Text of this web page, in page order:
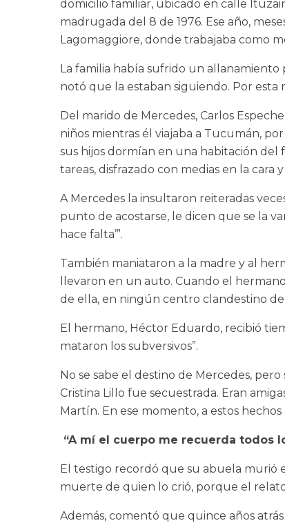
domicilio familiar, ubicado en calle
madrugada del 8 de 1976. Ese año,
Lagomaggiore, donde trabajaba como
La familia había sufrido un
notó que la estaban siguiendo. Por esta
Del marido de Mercedes, Carlos
niños mientras él viajaba a Tucumán,
sus hijos dormían en una habitación del
tareas, disfrazado con medias en la cara
A Mercedes la insultaron reiteradas
punto de acostarse, le dicen que se la
hace falta’”.
También maniataron a la madre y al
llevaron en un auto. Cuando el
de ella, en ningún centro clandestino
El hermano, Héctor Eduardo, recibió
mataron los subversivos”.
No se sabe el destino de Mercedes,
Cristina Lillo fue secuestrada. Eran
Martín. En ese momento, a estos hechos
“A mí el cuerpo me recuerda todos
El testigo recordó que su abuela murió
muerte de quien lo crió, porque el
Además, comentó que quince años